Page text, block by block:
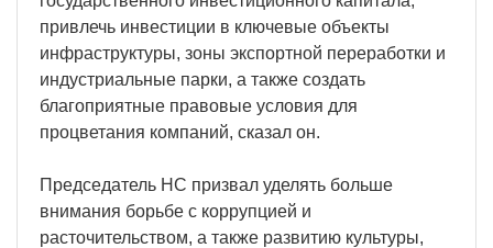
привлечь инвестиции в ключевые объекты
инфраструктуры, зоны экспортной переработки и
индустриальные парки, а также создать
благоприятные правовые условия для
процветания компаний, сказал он.
Председатель НС призвал уделять больше
внимания борьбе с коррупцией и
расточительством, а также развитию культуры,